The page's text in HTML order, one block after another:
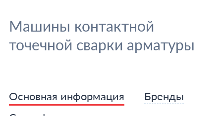
Машины контактной
точечной сварки арматуры
Основная информация
Бренды